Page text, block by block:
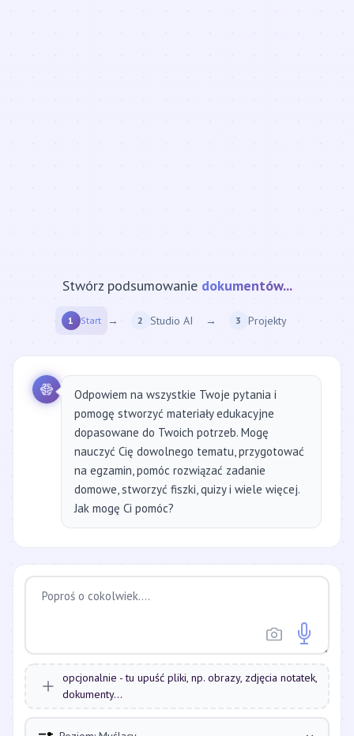
Stwórz podsumowanie strony internetowej...
1 Start → 2 Studio AI → 3 Projekty
Odpowiem na wszystkie Twoje pytania i
pomogę stworzyć materiały edukacyjne
dopasowane do Twoich potrzeb. Mogę
nauczyć Cię dowolnego tematu, przygotować
na egzamin, pomóc rozwiązać zadanie
domowe, stworzyć fiszki, quizy i wiele więcej.
Jak mogę Ci pomóc?
opcjonalnie - tu upuść pliki, np. obrazy, zdjęcia notatek,
dokumenty...